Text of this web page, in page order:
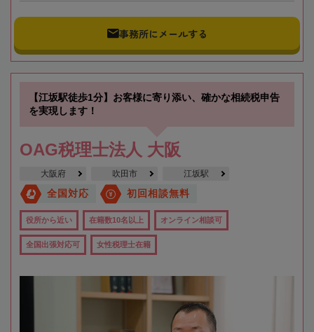
事務所にメールする
【江坂駅徒歩1分】お客様に寄り添い、確かな相続税申告
を実現します！
OAG税理士法人 大阪
大阪府 吹田市 江坂駅
全国対応 初回相談無料
役所から近い 在籍数10名以上 オンライン相談可
全国出張対応可 女性税理士在籍